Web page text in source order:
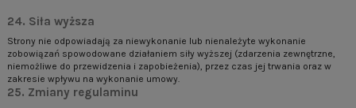
24. Siła wyższa
Strony nie odpowiadają za niewykonanie lub nienależyte wykonanie
zobowiązań spowodowane działaniem siły wyższej (zdarzenia zewnętrzne,
niemożliwe do przewidzenia i zapobieżenia), przez czas jej trwania oraz w
zakresie wpływu na wykonanie umowy.
25. Zmiany regulaminu